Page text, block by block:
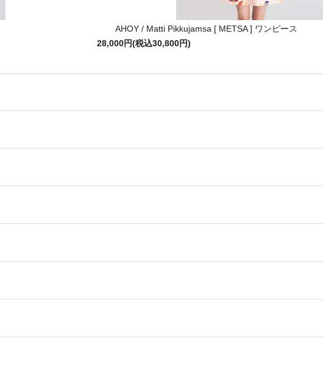
AHOY / Matti Pikkujamsa [ METSA ] ワンピース
28,000円(税込30,800円)